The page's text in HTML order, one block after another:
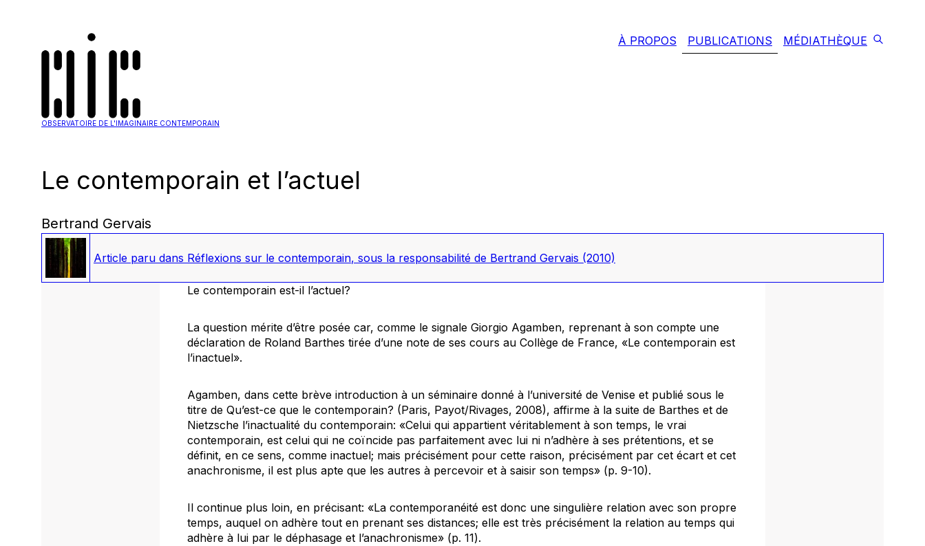
OBSERVATOIRE DE L'IMAGINAIRE CONTEMPORAIN
À PROPOS PUBLICATIONS MÉDIATHÈQUE
Le contemporain et l’actuel
Bertrand Gervais
Article paru dans Réflexions sur le contemporain, sous la responsabilité de Bertrand Gervais (2010)
Le contemporain est-il l’actuel?
La question mérite d’être posée car, comme le signale Giorgio Agamben, reprenant à son compte une
déclaration de Roland Barthes tirée d’une note de ses cours au Collège de France, «Le contemporain est
l’inactuel».
Agamben, dans cette brève introduction à un séminaire donné à l’université de Venise et publié sous le
titre de Qu’est-ce que le contemporain? (Paris, Payot/Rivages, 2008), affirme à la suite de Barthes et de
Nietzsche l’inactualité du contemporain: «Celui qui appartient véritablement à son temps, le vrai
contemporain, est celui qui ne coïncide pas parfaitement avec lui ni n’adhère à ses prétentions, et se
définit, en ce sens, comme inactuel; mais précisément pour cette raison, précisément par cet écart et cet
anachronisme, il est plus apte que les autres à percevoir et à saisir son temps» (p. 9-10).
Il continue plus loin, en précisant: «La contemporanéité est donc une singulière relation avec son propre
temps, auquel on adhère tout en prenant ses distances; elle est très précisément la relation au temps qui
adhère à lui par le déphasage et l’anachronisme» (p. 11).